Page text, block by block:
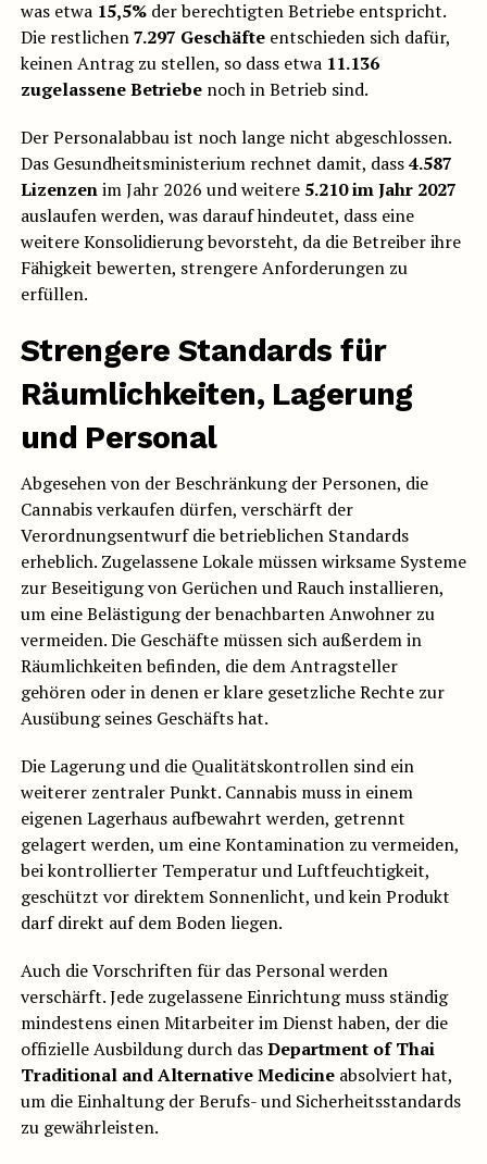
was etwa 15,5%der berechtigten Betriebe entspricht.
Die restlichen7.297 Geschäfteentschieden sich dafür,
keinen Antrag zu stellen, so dass etwa 11.136
zugelassene Betriebenoch in Betrieb sind.
Der Personalabbau ist noch lange nicht abgeschlossen.
Das Gesundheitsministerium rechnet damit, dass4.587
Lizenzenim Jahr 2026 und weitere 5.210 im Jahr 2027
auslaufen werden, was darauf hindeutet, dass eine
weitere Konsolidierung bevorsteht, da die Betreiber ihre
Fähigkeit bewerten, strengere Anforderungen zu
erfüllen.
Strengere Standards für
Räumlichkeiten, Lagerung
und Personal
Abgesehen von der Beschränkung der Personen, die
Cannabis verkaufen dürfen, verschärft der
Verordnungsentwurf die betrieblichen Standards
erheblich. Zugelassene Lokale müssen wirksame Systeme
zur Beseitigung von Gerüchen und Rauch installieren,
um eine Belästigung der benachbarten Anwohner zu
vermeiden. Die Geschäfte müssen sich außerdem in
Räumlichkeiten befinden, die dem Antragsteller
gehören oder in denen er klare gesetzliche Rechte zur
Ausübung seines Geschäfts hat.
Die Lagerung und die Qualitätskontrollen sind ein
weiterer zentraler Punkt. Cannabis muss in einem
eigenen Lagerhaus aufbewahrt werden, getrennt
gelagert werden, um eine Kontamination zu vermeiden,
bei kontrollierter Temperatur und Luftfeuchtigkeit,
geschützt vor direktem Sonnenlicht, und kein Produkt
darf direkt auf dem Boden liegen.
Auch die Vorschriften für das Personal werden
verschärft. Jede zugelassene Einrichtung muss ständig
mindestens einen Mitarbeiter im Dienst haben, der die
offizielle Ausbildung durch dasDepartment of Thai
Traditional and Alternative Medicineabsolviert hat,
um die Einhaltung der Berufs- und Sicherheitsstandards
zu gewährleisten.